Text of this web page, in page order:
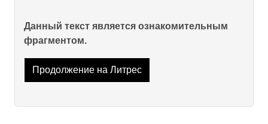
Данный текст является ознакомительным
фрагментом.
Продолжение на Литрес